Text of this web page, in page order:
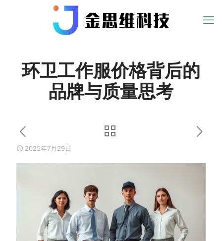
环卫工作服价格背后的
品牌与质量思考
2025年7月29日